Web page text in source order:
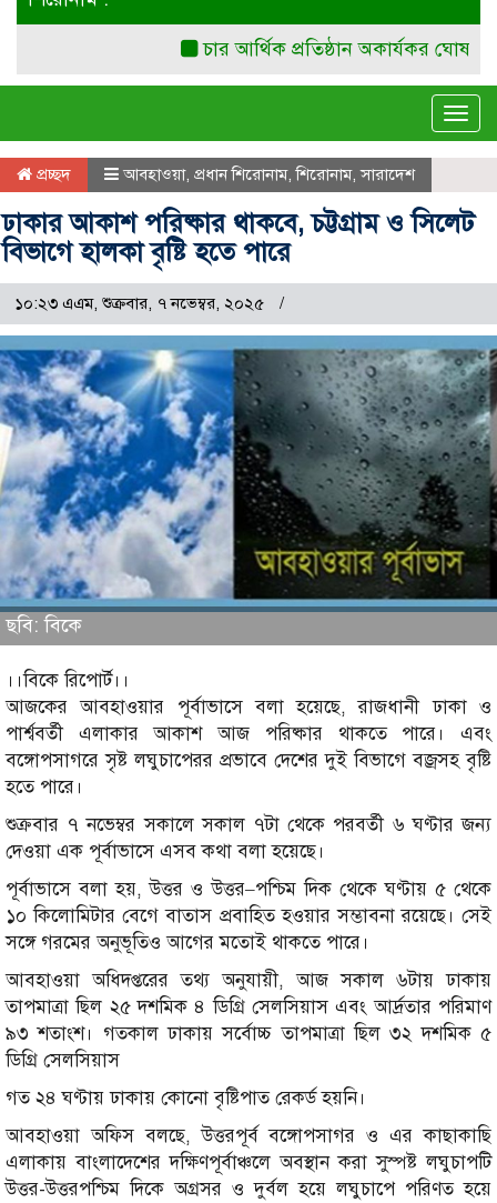
চার আর্থিক প্রতিষ্ঠান অকার্যকর ঘোষনা:
প্রচ্ছদ আবহাওয়া, প্রধান শিরোনাম,শিরোনাম,সারাদেশ
ঢাকার আকাশ পরিষ্কার থাকবে, চট্টগ্রাম ও সিলেট
বিভাগে হালকা বৃষ্টি হতে পারে
১০:২৩ এএম, শুক্রবার, ৭ নভেম্বর, ২০২৫
ছবি: বিকে
।।বিকে রিপোর্ট।।
আজকের আবহাওয়ার পূর্বাভাসে বলা হয়েছে, রাজধানী ঢাকা ও
পার্শ্ববর্তী এলাকার আকাশ আজ পরিষ্কার থাকতে পারে। এবং
বঙ্গোপসাগরে সৃষ্ট লঘুচাপেরর প্রভাবে দেশের দুই বিভাগে বজ্রসহ বৃষ্টি
হতে পারে।
শুক্রবার ৭ নভেম্বর সকালে সকাল ৭টা থেকে পরবর্তী ৬ ঘণ্টার জন্য
দেওয়া এক পূর্বাভাসে এসব কথা বলা হয়েছে।
পূর্বাভাসে বলা হয়, উত্তর ও উত্তর–পশ্চিম দিক থেকে ঘণ্টায় ৫ থেকে
১০ কিলোমিটার বেগে বাতাস প্রবাহিত হওয়ার সম্ভাবনা রয়েছে। সেই
সঙ্গে গরমের অনুভূতিও আগের মতোই থাকতে পারে।
আবহাওয়া অধিদপ্তরের তথ্য অনুযায়ী, আজ সকাল ৬টায় ঢাকায়
তাপমাত্রা ছিল ২৫ দশমিক ৪ ডিগ্রি সেলসিয়াস এবং আর্দ্রতার পরিমাণ
৯৩ শতাংশ। গতকাল ঢাকায় সর্বোচ্চ তাপমাত্রা ছিল ৩২ দশমিক ৫
ডিগ্রি সেলসিয়াস
গত ২৪ ঘণ্টায় ঢাকায় কোনো বৃষ্টিপাত রেকর্ড হয়নি।
আবহাওয়া অফিস বলছে, উত্তরপূর্ব বঙ্গোপসাগর ও এর কাছাকাছি
এলাকায় বাংলাদেশের দক্ষিণপূর্বাঞ্চলে অবস্থান করা সুস্পষ্ট লঘুচাপটি
উত্তর-উত্তরপশ্চিম দিকে অগ্রসর ও দুর্বল হয়ে লঘুচাপে পরিণত হয়ে